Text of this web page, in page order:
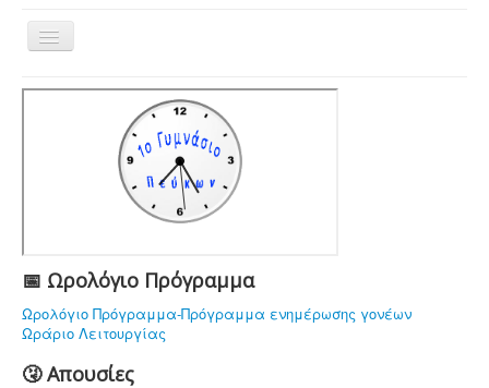
Εναλλαγή
πλοήγησης
ΑΡΧΙΚΗ
ΔΙΑΦΟΡΕΣ ΑΝΑΚΟΙΝΩΣΕΙΣ
ΤΟ ΣΧΟΛΕΙΟ ΜΑΣ
ΔΡΑΣΤΗΡΙΟΤΗΤΕΣ
ΝΟΜΟΘΕΣΙΑ
ΕΠΙΚΟΙΝΩΝΙΑ
📅 Ωρολόγιο Πρόγραμμα
Ωρολόγιο Πρόγραμμα-Πρόγραμμα ενημέρωσης γονέων
Ωράριο Λειτουργίας
🤧 Απουσίες